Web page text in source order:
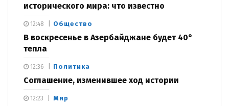
исторического мира: что известно
Общество
В воскресенье в Азербайджане будет 40°
тепла
12:48
Политика
Соглашение, изменившее ход истории
12:36
Мир
12:23